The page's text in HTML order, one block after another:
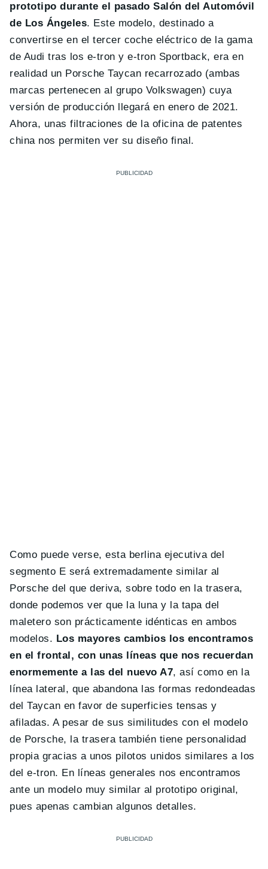
prototipo durante el pasado Salón del Automóvil
de Los Ángeles. Este modelo, destinado a
convertirse en el tercer coche eléctrico de la gama
de Audi tras los e-tron y e-tron Sportback, era en
realidad un Porsche Taycan recarrozado (ambas
marcas pertenecen al grupo Volkswagen) cuya
versión de producción llegará en enero de 2021.
Ahora, unas filtraciones de la oficina de patentes
china nos permiten ver su diseño final.
Como puede verse, esta berlina ejecutiva del
segmento E será extremadamente similar al
Porsche del que deriva, sobre todo en la trasera,
donde podemos ver que la luna y la tapa del
maletero son prácticamente idénticas en ambos
modelos. Los mayores cambios los encontramos
en el frontal, con unas líneas que nos recuerdan
enormemente a las del nuevo A7, así como en la
línea lateral, que abandona las formas redondeadas
del Taycan en favor de superficies tensas y
afiladas. A pesar de sus similitudes con el modelo
de Porsche, la trasera también tiene personalidad
propia gracias a unos pilotos unidos similares a los
del e-tron. En líneas generales nos encontramos
ante un modelo muy similar al prototipo original,
pues apenas cambian algunos detalles.